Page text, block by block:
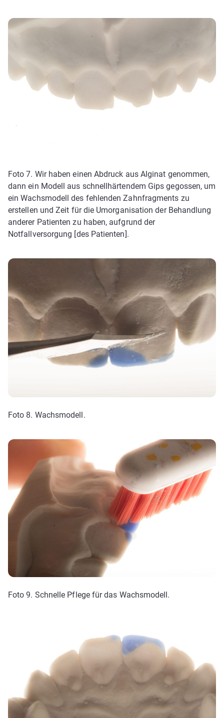
Foto 7. Wir haben einen Abdruck aus Alginat genommen,
dann ein Modell aus schnellhärtendem Gips gegossen, um
ein Wachsmodell des fehlenden Zahnfragments zu
erstellen und Zeit für die Umorganisation der Behandlung
anderer Patienten zu haben, aufgrund der
Notfallversorgung [des Patienten].
Foto 8. Wachsmodell.
Foto 9. Schnelle Pflege für das Wachsmodell.